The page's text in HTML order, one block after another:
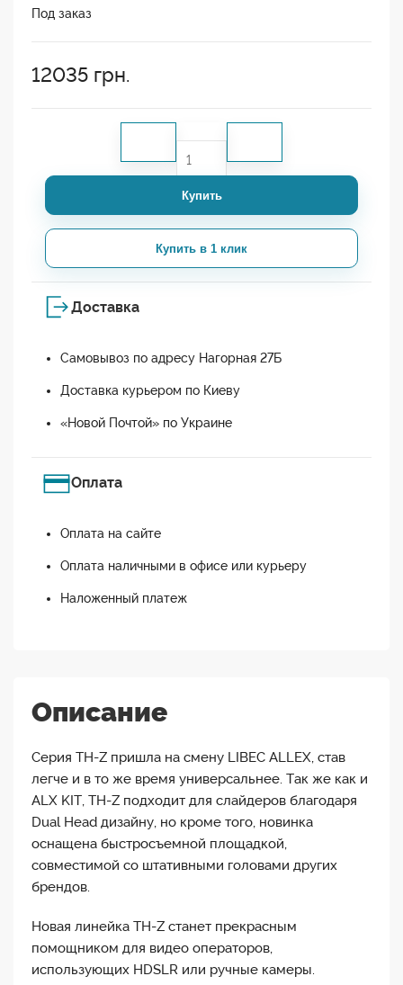
Под заказ
12035 грн.
Купить
Купить в 1 клик
Доставка
Самовывоз по адресу Нагорная 27Б
Доставка курьером по Киеву
«Новой Почтой» по Украине
Оплата
Оплата на сайте
Оплата наличными в офисе или курьеру
Наложенный платеж
Описание
Серия TH-Z пришла на смену LIBEC ALLEX, став
легче и в то же время универсальнее. Так же как и
ALX KIT, TH-Z подходит для слайдеров благодаря
Dual Head дизайну, но кроме того, новинка
оснащена быстросъемной площадкой,
совместимой со штативными головами других
брендов.
Новая линейка TH-Z станет прекрасным
помощником для видео операторов,
использующих HDSLR или ручные камеры.